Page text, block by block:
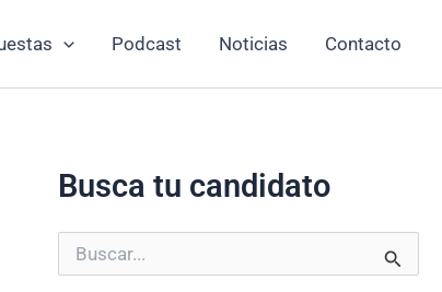
Podcast Noticias Contacto
Busca tu candidato
u